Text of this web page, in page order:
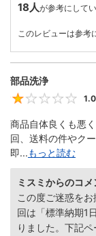
18人が参考にしてい
このレビューは参考
部品洗浄
1.0
商品自体良くも悪
回、送料の件やク
即...もっと読む
ミスミからのコメ
この度ご迷惑を
回は「標準納期1
りました。下記